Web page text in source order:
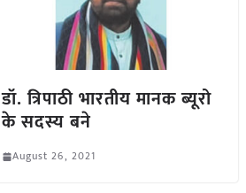
डॉ. त्रिपाठी भारतीय मानक ब्यूरो
के सदस्य बने
August 26, 2021